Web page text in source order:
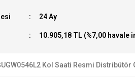
24 Ay
10.905,18 TL (%7,00 havale
Kol Saati Resmi